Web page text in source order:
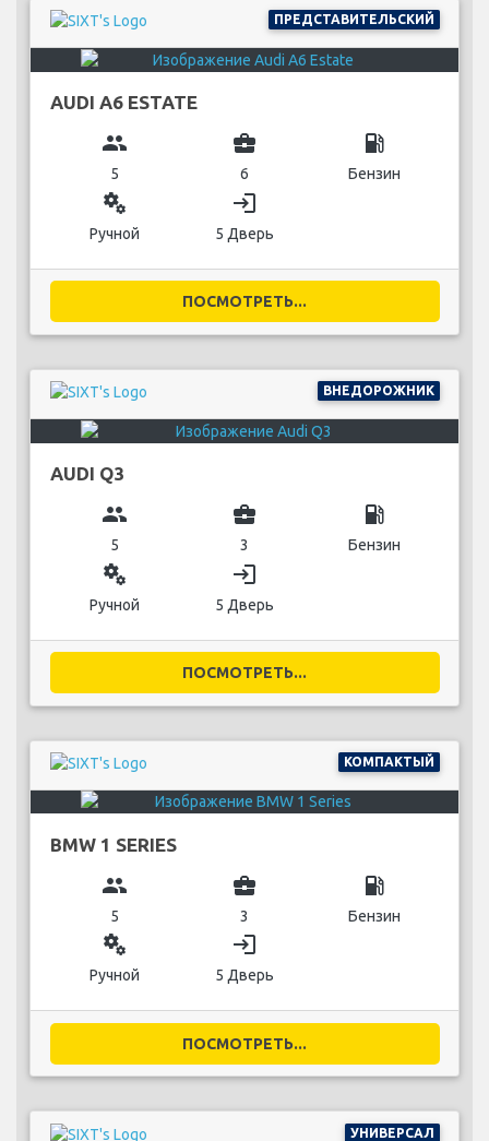
ПРЕДСТАВИТЕЛЬСКИЙ
AUDI A6 ESTATE
group
5
business_center
6
local_gas_station
Бензин
miscellaneous_services
Ручной
login
5 Дверь
ПОСМОТРЕТЬ...
ВНЕДОРОЖНИК
AUDI Q3
group
5
business_center
3
local_gas_station
Бензин
miscellaneous_services
Ручной
login
5 Дверь
ПОСМОТРЕТЬ...
КОМПАКТЫЙ
BMW 1 SERIES
group
5
business_center
3
local_gas_station
Бензин
miscellaneous_services
Ручной
login
5 Дверь
ПОСМОТРЕТЬ...
УНИВЕРСАЛ